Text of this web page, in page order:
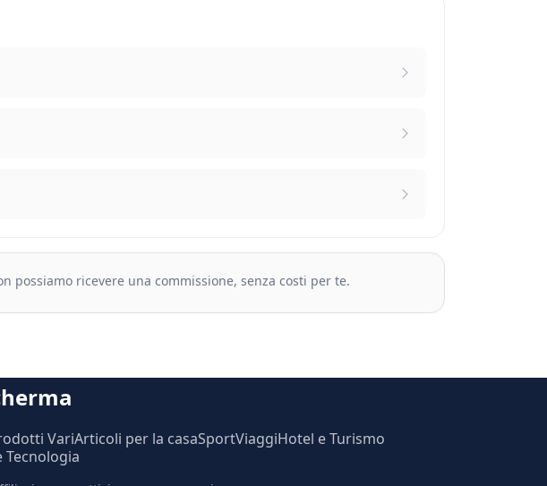
ricevere una commissione, senza costi per te.
VariArticoli per la casaSportViaggiHotel e Turismo
Tecnologia